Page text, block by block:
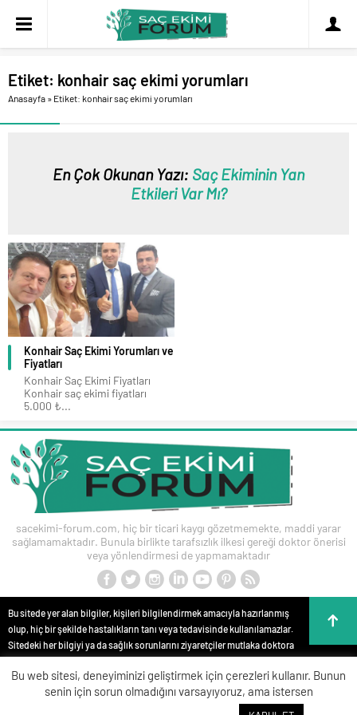
Etiket: konhair saç ekimi yorumları
Anasayfa » Etiket: konhair saç ekimi yorumları
En Çok Okunan Yazı: Saç Ekiminin Yan
Etkileri Var Mı?
Konhair Saç Ekimi Yorumları ve
Fiyatları
Konhair Saç Ekimi Fiyatları
Konhair saç ekimi fiyatları
5.000 ₺...
sacekimi-forum.com, hiç bir ticari kaygı gözetmemekte, maddi yarar
sağlamamaktadır. Bunula birlikte tarafsızlık ilkesi gereği doktor önerisi
veya yönlendirmesi de yapmamaktadır
Bu sitede yer alan bilgiler, kişileri bilgilendirmek amacıyla hazırlanmış
olup, hiç bir şekilde hastalıkların tanı veya tedavisinde kullanılamazlar.
Sitedeki her bilgiyi ya da sağlık sorunlarını ziyaretçiler mutlaka doktora
danışmalıdırlar. Bu sitede yer alan bilgiler hiç bir zaman hekim
tedavisinin veya konsültasyonunun yerini alamaz. Site içeriği kişisel
teşhis ve tedavi yönteminin seçimi için değerlendirilemez. Anlatılan tüm
Bu web sitesi, deneyiminizi geliştirmek için çerezleri kullanır. Bunun
senin için sorun olmadığını varsayıyoruz, ama istersen